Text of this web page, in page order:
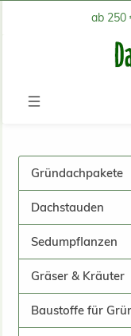
Zum Hauptinhaltab 250
Gründachpakete
Dachstauden
Sedumpflanzen
Gräser & Kräuter
Baustoffe für